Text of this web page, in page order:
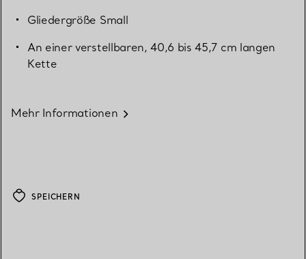
Gliedergröße Small
An einer verstellbaren, 40,6 bis 45,7 cm langen
Kette
Mehr Informationen
SPEICHERN